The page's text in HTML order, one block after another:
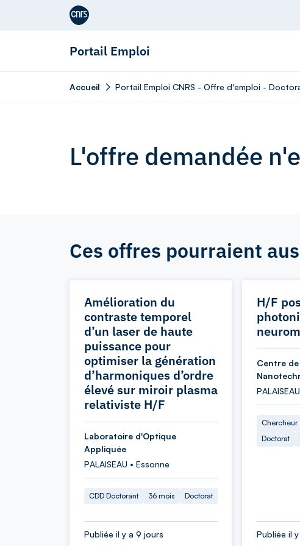
Aller au contenu
Portail Emploi
Accueil Portail Emploi CNRS - Offre d'emploi -
L'offre demandée
Ces offres pourraient
Amélioration du
contraste temporel
d’un laser de haute
puissance pour
optimiser la génération
d’harmoniques d’ordre
élevé sur miroir plasma
relativiste H/F
Laboratoire d'Optique
Appliquée
PALAISEAU • Essonne
CDD Doctorant 36 mois Doctorat
Publiée il y a 9 jours
H/F
Centre
Chercheur
Doctorat
Publiée il